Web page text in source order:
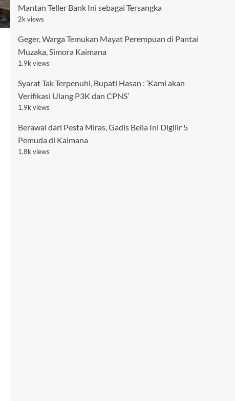
Mantan Teller Bank Ini sebagai Tersangka
2k views
Geger, Warga Temukan Mayat Perempuan di Pantai
Muzaka, Simora Kaimana
1.9k views
Syarat Tak Terpenuhi, Bupati Hasan : ‘Kami akan
Verifikasi Ulang P3K dan CPNS’
1.9k views
Berawal dari Pesta Miras, Gadis Belia Ini Digilir 5
Pemuda di Kaimana
1.8k views